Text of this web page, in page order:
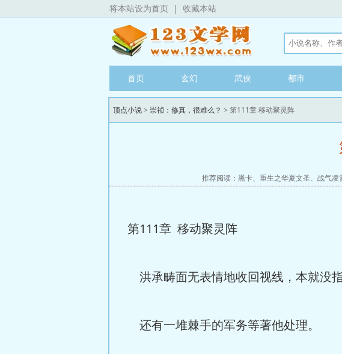
将本站设为首页 | 收藏本站
首页 玄幻 武侠 都市
顶点小说> 崇祯：修真，很难么？ > 第111章 移动聚灵阵
推荐阅读： 黑卡、 重生之华夏文圣、 战气凌
第111章 移动聚灵阵
洪承畴面无表情地收回视线，本就没
还有一堆棘手的军务等著他处理。